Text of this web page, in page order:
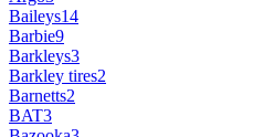
Baileys14
Barbie9
Barkleys3
Barkley tires2
Barnetts2
BAT3